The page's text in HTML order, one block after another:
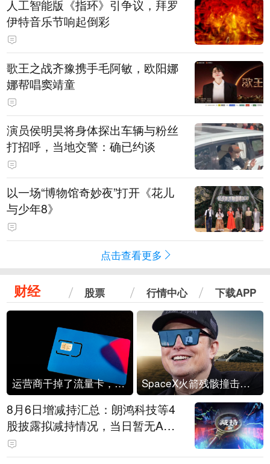
人工智能版《指环》引争议，拜罗
伊特音乐节响起倒彩
歌王之战齐豫携手毛阿敏，欧阳娜
娜帮唱窦靖童
演员侯明昊将身体探出车辆与粉丝
打招呼，当地交警：确已约谈
以一场“博物馆奇妙夜”打开《花儿
与少年8》
点击查看更多
财经 股票 行情中心 下载APP
运营商干掉了流量卡，他们真的玩不起了 SpaceX火箭残骸撞击月球
8月6日增减持汇总：朗鸿科技等4
股披露拟减持情况，当日暂无A股
公司披露拟增持情况（表）